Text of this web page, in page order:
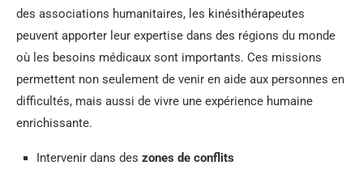
des associations humanitaires, les kinésithérapeutes
peuvent apporter leur expertise dans des régions du monde
où les besoins médicaux sont importants. Ces missions
permettent non seulement de venir en aide aux personnes en
difficultés, mais aussi de vivre une expérience humaine
enrichissante.
Intervenir dans des zones de conflits